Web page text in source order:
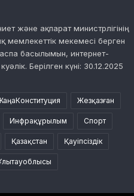
және ақпарат министрлігінің
мемлекеттік мекемесі берген
басылымын, интернет-
Берілген күні: 30.12.2025
Жезқазған
Инфрақұрылым Спорт
Қазақстан Қауіпсіздік